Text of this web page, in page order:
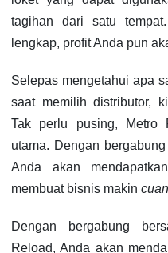
tagihan dari satu
lengkap, profit Anda pun
Selepas mengetahui apa
saat memilih distributor,
Tak perlu pusing, Metro
utama. Dengan
Anda akan
membuat bisnis makin cuan
Dengan bergabung
Reload, Anda akan